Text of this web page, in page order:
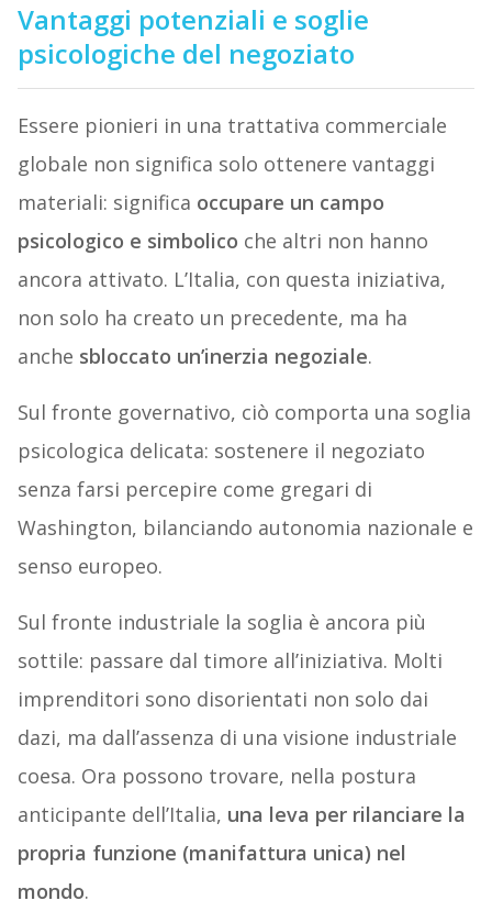
Vantaggi potenziali e soglie
psicologiche del negoziato
Essere pionieri in una trattativa commerciale
globale non significa solo ottenere vantaggi
materiali: significa occupare un campo
psicologico e simbolico che altri non hanno
ancora attivato. L’Italia, con questa iniziativa,
non solo ha creato un precedente, ma ha
anche sbloccato un’inerzia negoziale.
Sul fronte governativo, ciò comporta una soglia
psicologica delicata: sostenere il negoziato
senza farsi percepire come gregari di
Washington, bilanciando autonomia nazionale e
senso europeo.
Sul fronte industriale la soglia è ancora più
sottile: passare dal timore all’iniziativa. Molti
imprenditori sono disorientati non solo dai
dazi, ma dall’assenza di una visione industriale
coesa. Ora possono trovare, nella postura
anticipante dell’Italia, una leva per rilanciare la
propria funzione (manifattura unica) nel
mondo.